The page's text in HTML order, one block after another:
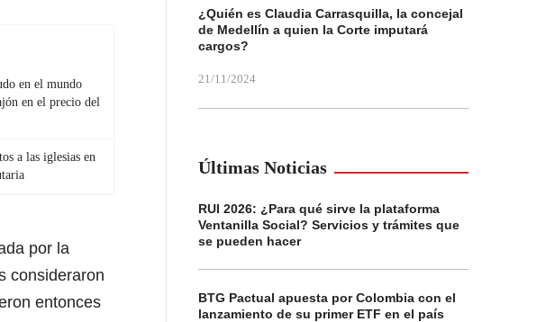
en el mundo
en el precio del
a las iglesias en
por la
consideraron
entonces
¿Quién es Claudia Carrasquilla, la concejal
de Medellín a quien la Corte imputará
cargos?
21/11/2024
Últimas Noticias
RUI 2026: ¿Para qué sirve la plataforma
Ventanilla Social? Servicios y trámites que
se pueden hacer
BTG Pactual apuesta por Colombia con el
lanzamiento de su primer ETF en el país